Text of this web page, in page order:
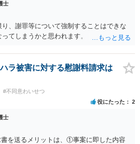
士
、謝罪等について強制することはできな
てしまうかと思われます。
ラ被害に対する慰謝料請求は
#不同意わいせつ
役にたった 2
士
を送るメリットは、①事案に即した内容